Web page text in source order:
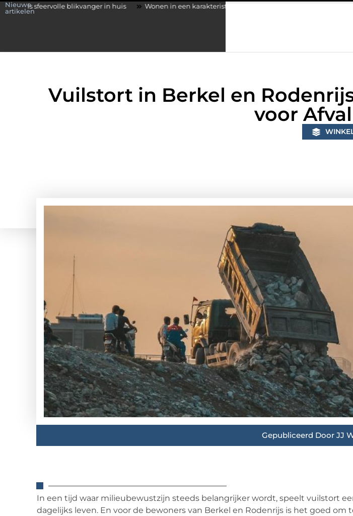
Nieuwe
artikelen
blikvanger in huis Wonen in een karakteristieke woning in Bunschoten? Controleer of je sloten
Vuilstort in Berkel en
voor
Gepubliceerd Door JJ
In een tijd waar milieubewustzijn steeds belangrijker wordt, speelt vuilstort
dagelijks leven. En voor de bewoners van Berkel en Rodenrijs is het goed om